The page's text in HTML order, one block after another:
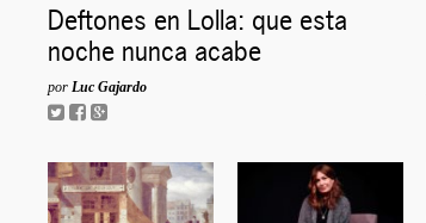
Deftones en Lolla: que esta
noche nunca acabe
porLuc Gajardo